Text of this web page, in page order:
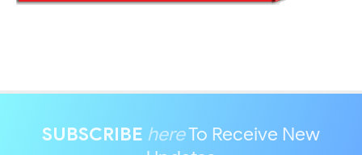
SUBSCRIBE hereTo Receive New